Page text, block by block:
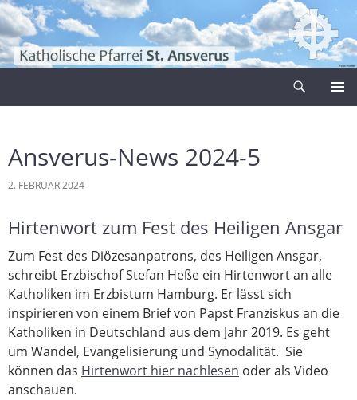
Zum
Inhalt
springen
Ansverus-News 2024-5
2. FEBRUAR 2024
Hirtenwort zum Fest des Heiligen Ansgar
Zum Fest des Diözesanpatrons, des Heiligen Ansgar,
schreibt Erzbischof Stefan Heße ein Hirtenwort an alle
Katholiken im Erzbistum Hamburg. Er lässt sich
inspirieren von einem Brief von Papst Franziskus an die
Katholiken in Deutschland aus dem Jahr 2019. Es geht
um Wandel, Evangelisierung und Synodalität. Sie
können das Hirtenwort hier nachlesen oder als Video
anschauen.